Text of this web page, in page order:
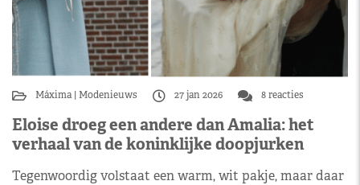
Máxima Modenieuws 27 jan 2026 8 reacties
Eloise droeg een andere dan Amalia: het
verhaal van de koninklijke doopjurken
Tegenwoordig volstaat een warm, wit pakje, maar daar